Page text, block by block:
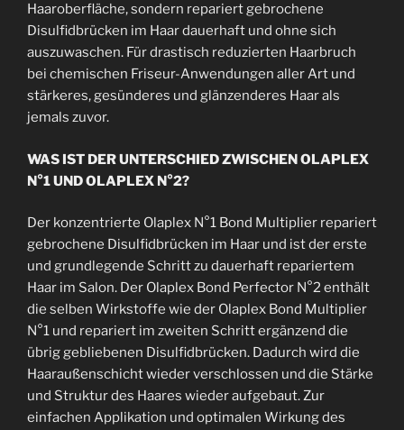
Haaroberfläche, sondern repariert gebrochene
Disulfidbrücken im Haar dauerhaft und ohne sich
auszuwaschen. Für drastisch reduzierten Haarbruch
bei chemischen Friseur-Anwendungen aller Art und
stärkeres, gesünderes und glänzenderes Haar als
jemals zuvor.
WAS IST DER UNTERSCHIED ZWISCHEN OLAPLEX
N°1 UND OLAPLEX N°2?
Der konzentrierte Olaplex N°1 Bond Multiplier repariert
gebrochene Disulfidbrücken im Haar und ist der erste
und grundlegende Schritt zu dauerhaft repariertem
Haar im Salon. Der Olaplex Bond Perfector N°2 enthält
die selben Wirkstoffe wie der Olaplex Bond Multiplier
N°1 und repariert im zweiten Schritt ergänzend die
übrig gebliebenen Disulfidbrücken. Dadurch wird die
Haaraußenschicht wieder verschlossen und die Stärke
und Struktur des Haares wieder aufgebaut. Zur
einfachen Applikation und optimalen Wirkung des